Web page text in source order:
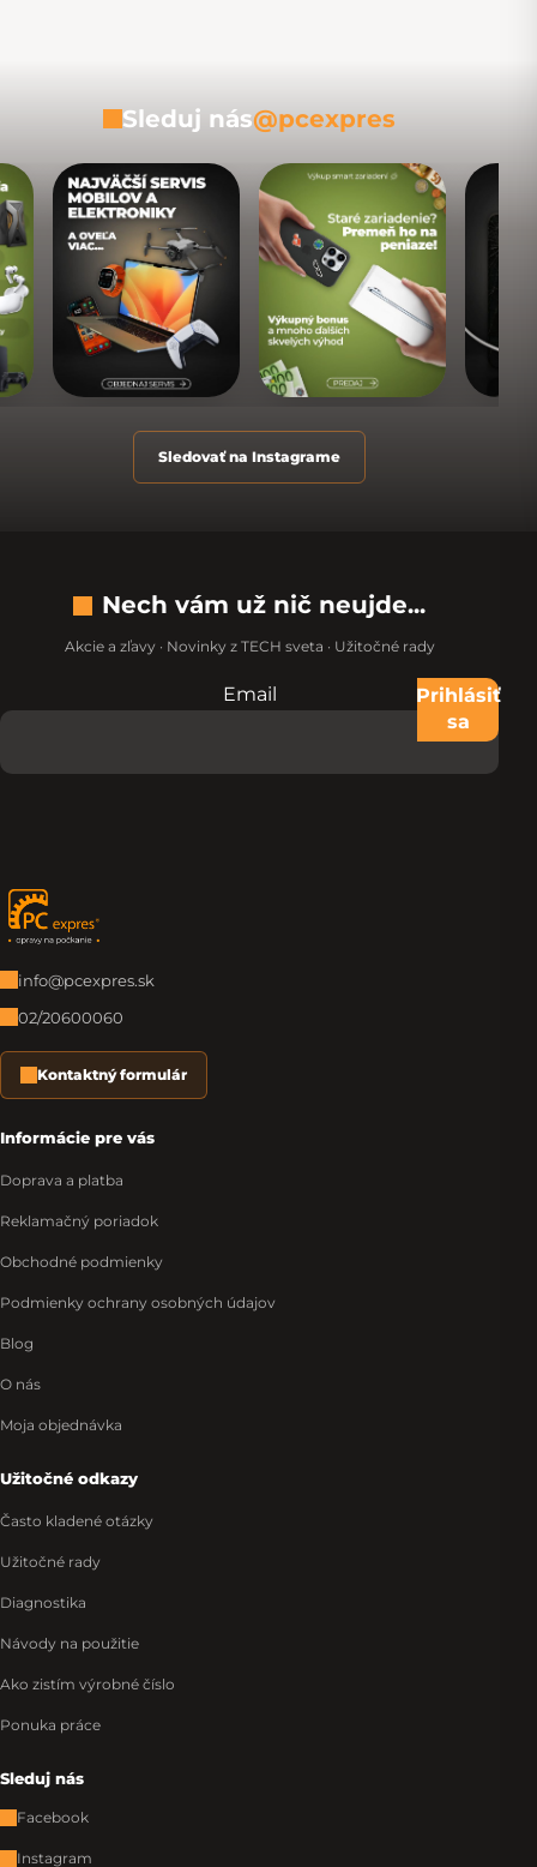
Sleduj nás@pcexpres
Sledovať na Instagrame
Nech vám už nič neujde...
Akcie a zľavy · Novinky z TECH sveta · Užitočné rady
Nevypĺňajte toto pole:
Email
Prihlásiť
sa
Zápätie
info@pcexpres.sk
02/20600060
Kontaktný formulár
Informácie pre vás
Doprava a platba
Reklamačný poriadok
Obchodné podmienky
Podmienky ochrany osobných údajov
Blog
O nás
Moja objednávka
Užitočné odkazy
Často kladené otázky
Užitočné rady
Diagnostika
Návody na použitie
Ako zistím výrobné číslo
Ponuka práce
Sleduj nás
Facebook
Instagram